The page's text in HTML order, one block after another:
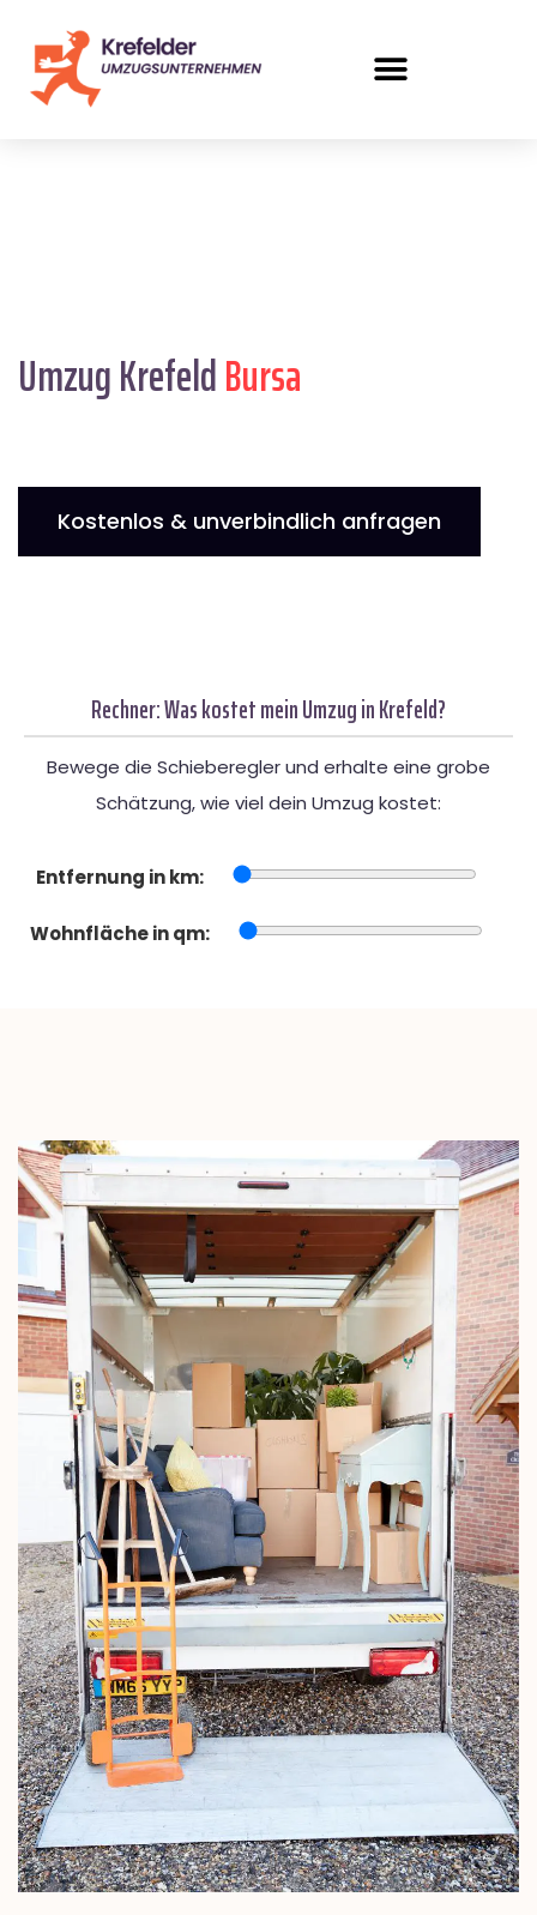
Umzug KrefeldBursa
Kostenlos & unverbindlich anfragen
Rechner: Was kostet mein Umzug in Krefeld?
Bewege die Schieberegler und erhalte eine grobe
Schätzung, wie viel dein Umzug kostet:
Entfernung in km:
Wohnfläche in qm: